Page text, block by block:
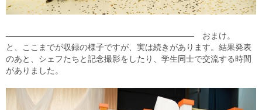
——————————————————————— おまけ。
と、ここまでが収録の様子ですが、実は続きがあります。結果発表
のあと、シェフたちと記念撮影をしたり、学生同士で交流する時間
がありました。